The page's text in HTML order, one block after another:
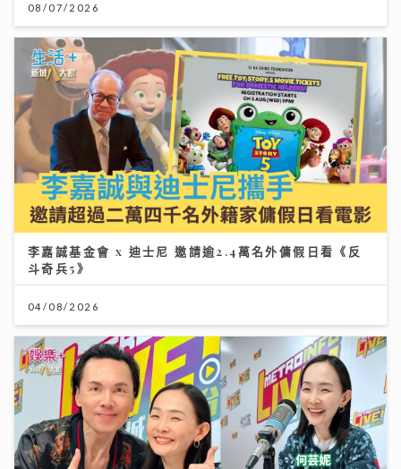
08/07/2026
李嘉誠基金會 x 迪士尼 邀請逾2.4萬名外傭假日看《反
斗奇兵5》
04/08/2026